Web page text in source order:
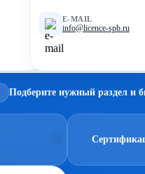
E-MAIL
info@licence-spb.ru
Подберите нужный раздел и